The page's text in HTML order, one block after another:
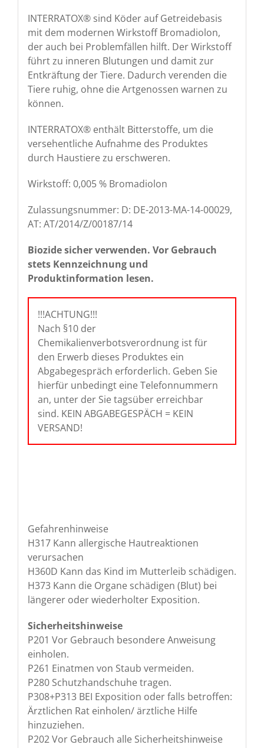
INTERRATOX® sind Köder auf Getreidebasis
mit dem modernen Wirkstoff Bromadiolon,
der auch bei Problemfällen hilft. Der Wirkstoff
führt zu inneren Blutungen und damit zur
Entkräftung der Tiere. Dadurch verenden die
Tiere ruhig, ohne die Artgenossen warnen zu
können.
INTERRATOX® enthält Bitterstoffe, um die
versehentliche Aufnahme des Produktes
durch Haustiere zu erschweren.
Wirkstoff: 0,005 % Bromadiolon
Zulassungsnummer: D: DE-2013-MA-14-00029,
AT: AT/2014/Z/00187/14
Biozide sicher verwenden. Vor Gebrauch
stets Kennzeichnung und
Produktinformation lesen.
!!!ACHTUNG!!!
Nach §10 der
Chemikalienverbotsverordnung ist für
den Erwerb dieses Produktes ein
Abgabegespräch erforderlich. Geben Sie
hierfür unbedingt eine Telefonnummern
an, unter der Sie tagsüber erreichbar
sind. KEIN ABGABEGESPÄCH = KEIN
VERSAND!
Gefahrenhinweise
H317 Kann allergische Hautreaktionen
verursachen
H360D Kann das Kind im Mutterleib schädigen.
H373 Kann die Organe schädigen (Blut) bei
längerer oder wiederholter Exposition.
Sicherheitshinweise
P201 Vor Gebrauch besondere Anweisung
einholen.
P261 Einatmen von Staub vermeiden.
P280 Schutzhandschuhe tragen.
P308+P313 BEI Exposition oder falls betroffen:
Ärztlichen Rat einholen/ ärztliche Hilfe
hinzuziehen.
P202 Vor Gebrauch alle Sicherheitshinweise